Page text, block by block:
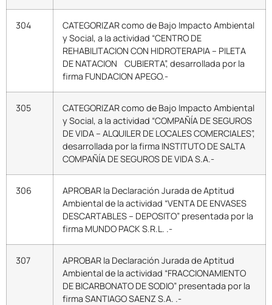
304
CATEGORIZAR como de Bajo Impacto Ambiental
y Social, a la actividad “CENTRO DE
REHABILITACION CON HIDROTERAPIA – PILETA
DE NATACION CUBIERTA”, desarrollada por la
firma FUNDACION APEGO.-
305
CATEGORIZAR como de Bajo Impacto Ambiental
y Social, a la actividad “COMPAÑÍA DE SEGUROS
DE VIDA – ALQUILER DE LOCALES COMERCIALES”,
desarrollada por la firma INSTITUTO DE SALTA
COMPAÑÍA DE SEGUROS DE VIDA S.A.-
306
APROBAR la Declaración Jurada de Aptitud
Ambiental de la actividad “VENTA DE ENVASES
DESCARTABLES – DEPOSITO” presentada por la
firma MUNDO PACK S.R.L. .-
307
APROBAR la Declaración Jurada de Aptitud
Ambiental de la actividad “FRACCIONAMIENTO
DE BICARBONATO DE SODIO” presentada por la
firma SANTIAGO SAENZ S.A. .-